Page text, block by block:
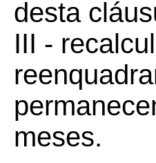
desta
III -
meses.